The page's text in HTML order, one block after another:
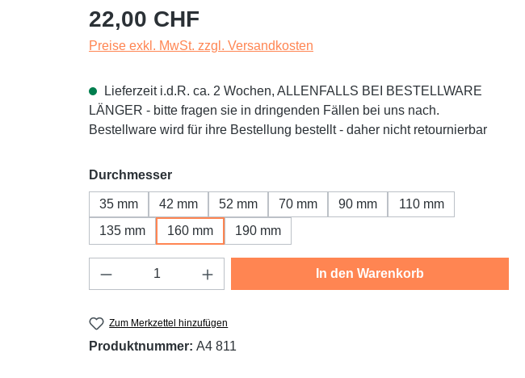
Regulärer Preis:
22,00 CHF
Preise exkl. MwSt. zzgl. Versandkosten
Lieferzeit i.d.R. ca. 2 Wochen, ALLENFALLS BEI BESTELLWARE
LÄNGER - bitte fragen sie in dringenden Fällen bei uns nach.
Bestellware wird für ihre Bestellung bestellt - daher nicht retournierbar
Durchmesserauswählen
35 mm 42 mm 52 mm 70 mm 90 mm
110 mm
135 mm
160 mm 190 mm
Produkt Anzahl: Gib den gewünschten Wert ein
In den Warenkorb
Zum Merkzettel hinzufügen
Produktnummer: A4 811